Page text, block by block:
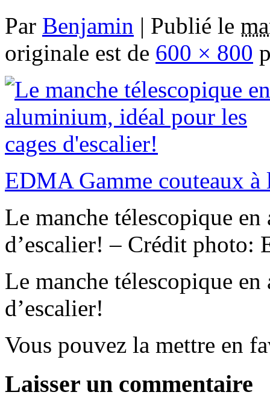
Par Benjamin | Publié le
originale est de 600 × 800
EDMA Gamme couteaux à
Le manche télescopique
d’escalier! – Crédit
Le manche télescopique
d’escalier!
Vous pouvez la mettre en
Laisser un commentaire